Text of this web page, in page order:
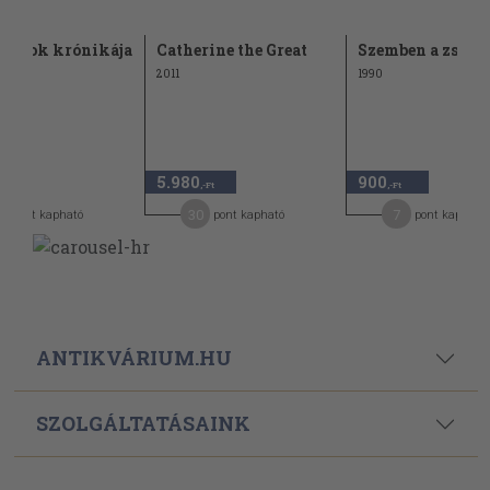
cárok krónikája
pont kapható
Catherine the Great
2011
5.980 ,-Ft
pont kapható
Szemben a
1990
900 ,-Ft
pont kapható
ANTIKVÁRIUM.HU
SZOLGÁLTATÁSAINK